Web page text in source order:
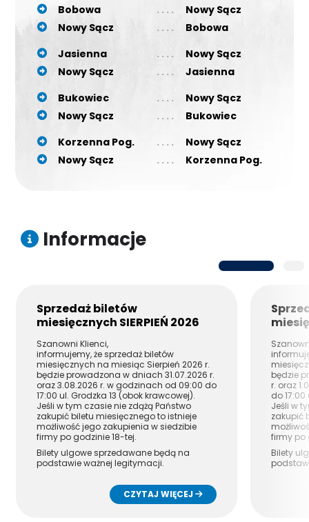
Bobowa
Nowy Sącz
Nowy Sącz
Bobowa
Jasienna
Nowy Sącz
Nowy Sącz
Jasienna
Bukowiec
Nowy Sącz
Nowy Sącz
Bukowiec
Korzenna Pog.
Nowy Sącz
Nowy Sącz
Korzenna Pog.
Informacje
Sprzedaż biletów
miesięcznych SIERPIEŃ 2026
Szanowni Klienci,
informujemy, że sprzedaż biletów
miesięcznych na miesiąc Sierpień 2026 r.
będzie prowadzona w dniach 31.07.2026 r.
oraz 3.08.2026 r. w godzinach od 09:00 do
17:00 ul. Grodzka 13 (obok krawcowej).
Jeśli w tym czasie nie zdążą Państwo
zakupić biletu miesięcznego to istnieje
możliwość jego zakupienia w siedzibie
firmy po godzinie 18-tej.
Bilety ulgowe sprzedawane będą na
podstawie ważnej legitymacji.
zobowiązany jest do wcześniejszego
wypełnienia oświadczenia dotyczącego
CZYTAJ WIĘCEJ
będzie
r. oraz
do
Jeśli w
zakupić
firmy po
Bilety